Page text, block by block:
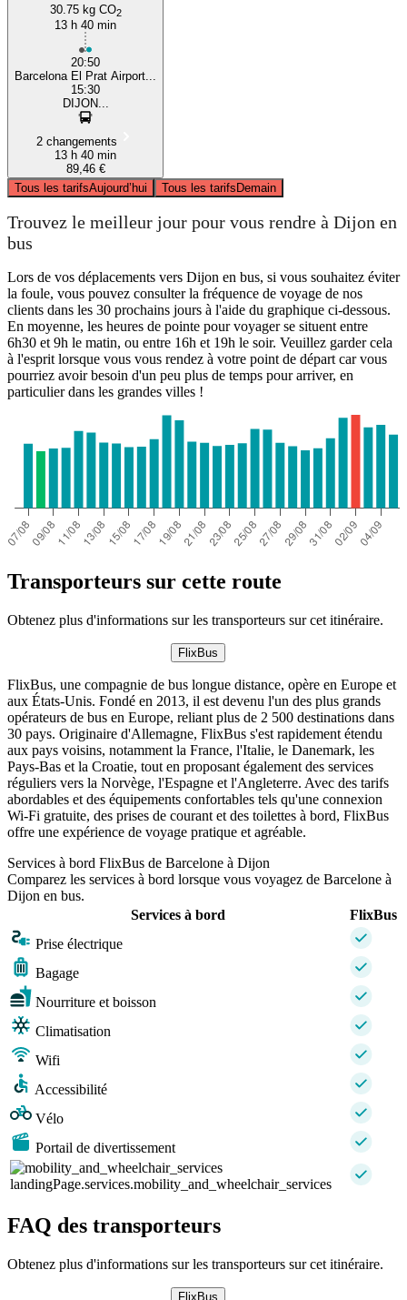
30.75 kg CO2
13 h 40 min
20:50
Barcelona El Prat Airport...
15:30
DIJON...
2 changements
13 h 40 min
89,46 €
Tous les tarifsAujourd’hui Tous les tarifsDemain
Trouvez le meilleur jour pour vous rendre à Dijon en
bus
Lors de vos déplacements vers Dijon en bus, si vous souhaitez éviter
la foule, vous pouvez consulter la fréquence de voyage de nos
clients dans les 30 prochains jours à l'aide du graphique ci-dessous.
En moyenne, les heures de pointe pour voyager se situent entre
6h30 et 9h le matin, ou entre 16h et 19h le soir. Veuillez garder cela
à l'esprit lorsque vous vous rendez à votre point de départ car vous
pourriez avoir besoin d'un peu plus de temps pour arriver, en
particulier dans les grandes villes !
Transporteurs sur cette route
Obtenez plus d'informations sur les transporteurs sur cet itinéraire.
FlixBus
FlixBus, une compagnie de bus longue distance, opère en Europe et
aux États-Unis. Fondé en 2013, il est devenu l'un des plus grands
opérateurs de bus en Europe, reliant plus de 2 500 destinations dans
30 pays. Originaire d'Allemagne, FlixBus s'est rapidement étendu
aux pays voisins, notamment la France, l'Italie, le Danemark, les
Pays-Bas et la Croatie, tout en proposant également des services
réguliers vers la Norvège, l'Espagne et l'Angleterre. Avec des tarifs
abordables et des équipements confortables tels qu'une connexion
Wi-Fi gratuite, des prises de courant et des toilettes à bord, FlixBus
offre une expérience de voyage pratique et agréable.
Services à bord FlixBus de Barcelone à Dijon
Comparez les services à bord lorsque vous voyagez de Barcelone à
Dijon en bus.
Services à bord
FlixBus
Prise électrique
Bagage
Nourriture et boisson
Climatisation
Wifi
Accessibilité
Vélo
Portail de divertissement
landingPage.services.mobility_and_wheelchair_services
FAQ des transporteurs
Obtenez plus d'informations sur les transporteurs sur cet itinéraire.
FlixBus